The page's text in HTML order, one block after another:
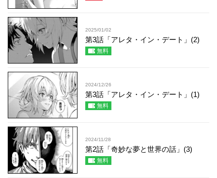
2025/01/02
第3話「アレタ・イン・デート」(2)
無料
2024/12/26
第3話「アレタ・イン・デート」(1)
無料
2024/11/28
第2話「奇妙な夢と世界の話」(3)
無料